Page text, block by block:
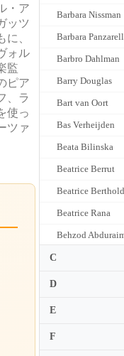
・ア
ッツ
、
ォル
監
ピア
、ラ
使っ
ツァ
Barbara Nissman
Barbara
Barbro Dahlman
Barry Douglas
Bart van Oort
Bas Verheijden
Beata Bilinska
Beatrice Berrut
Beatrice Berthold
Beatrice Rana
Behzod
C
D
E
F